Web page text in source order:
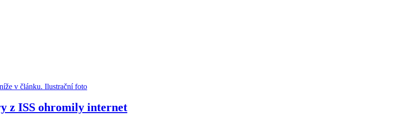
z ISS ohromily internet